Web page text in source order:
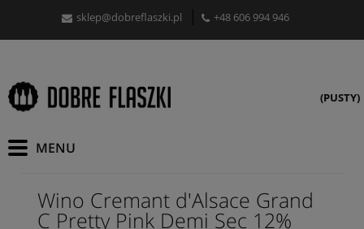
sklep@dobreflaszki.pl +48 606 994 946
(PUSTY)
Wino Cremant d'Alsace Grand
C Pretty Pink Demi Sec 12%